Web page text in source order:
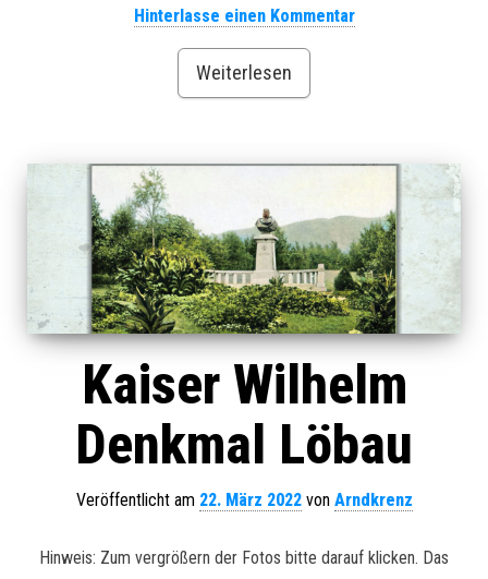
Hinterlasse einen Kommentar
Weiterlesen
Kaiser Wilhelm
Denkmal Löbau
Veröffentlicht am 22. März 2022von Arndkrenz
Hinweis: Zum vergrößern der Fotos bitte darauf klicken. Das